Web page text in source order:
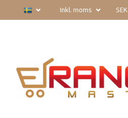
Inkl. moms SEK